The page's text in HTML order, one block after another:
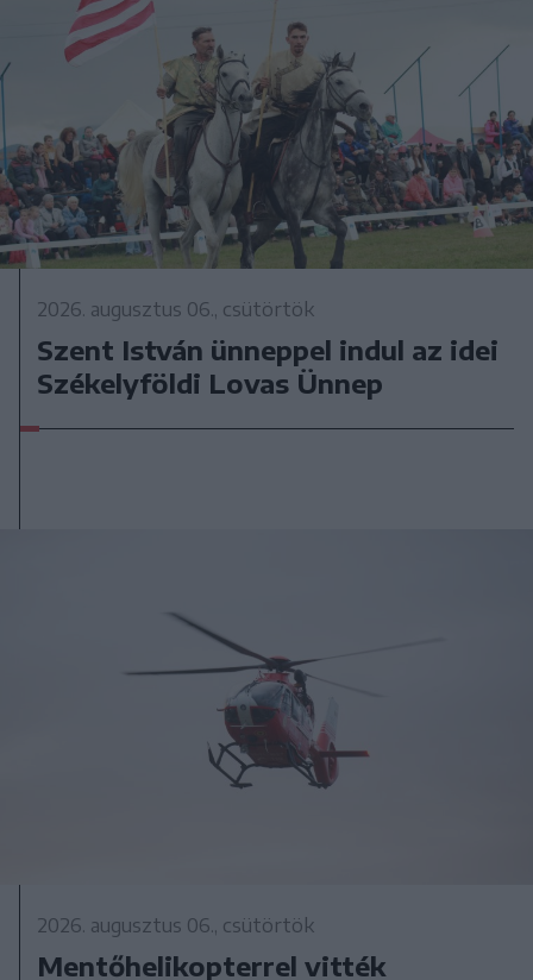
2026. augusztus 06., csütörtök
Szent István ünneppel indul az idei
Székelyföldi Lovas Ünnep
2026. augusztus 06., csütörtök
Mentőhelikopterrel vitték